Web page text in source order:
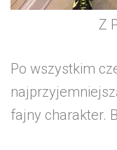
Z
Po wszystkim
fajny charakter.